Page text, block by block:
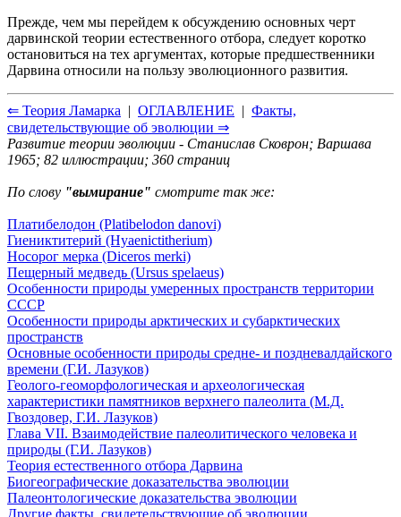
Прежде, чем мы перейдем к обсуждению основных черт
дарвинской теории естественного отбора, следует коротко
остановиться на тех аргументах, которые предшественники
Дарвина относили на пользу эволюционного развития.
⇐ Теория Ламарка | ОГЛАВЛЕНИЕ | Факты,
свидетельствующие об эволюции ⇒
Развитие теории эволюции - Станислав Сковрон; Варшава
1965; 82 иллюстрации; 360 страниц
По слову "вымирание" смотрите так же:
Платибелодон (Platibelodon danovi)
Гиениктитерий (Hyaenictitherium)
Носорог мерка (Diceros merki)
Пещерный медведь (Ursus spelaeus)
Особенности природы умеренных пространств территории
СССР
Особенности природы арктических и субарктических
пространств
Основные особенности природы средне- и поздневалдайского
времени (Г.И. Лазуков)
Геолого-геоморфологическая и археологическая
характеристики памятников верхнего палеолита (М.Д.
Гвоздовер, Г.И. Лазуков)
Глава VII. Взаимодействие палеолитического человека и
природы (Г.И. Лазуков)
Теория естественного отбора Дарвина
Биогеографические доказательства эволюции
Палеонтологические доказательства эволюции
Другие факты, свидетельствующие об эволюции